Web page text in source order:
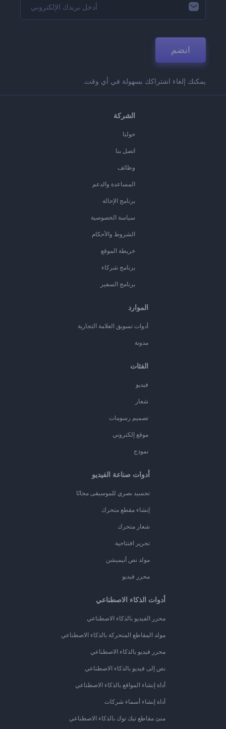
انضم
يمكنك إلغاء اشتراكك بسهولة في أي وقت.
الشركة
حولنا
اتصل بنا
وظائف
المساعدة والدعم
برنامج الإحالة
سياسة الخصوصية
الشروط والأحكام
خريطة الموقع
برنامج شركاء
برنامج السفير
الموارد
أدوات تسويق العلامة التجارية
مدونة
الفئات
فيديو
شعار
تصميم رسومات
موقع إلكتروني
نموذج
أدوات صناعة الفيديو
تجسيد بصري للموسيقى مجانًا
إنشاء مقطع متحرك
شعار متحرك
تحرير افتتاحية
مولد نص أنيميشن
محرر فيديو
أدوات الذكاء الاصطناعي
محرر الفيديو بالذكاء الاصطناعي
مولد المقاطع المتحركة بالذكاء الاصطناعي
محرر فيديو بالذكاء الاصطناعي
نص إلى فيديو بالذكاء الاصطناعي
أداة إنشاء المواقع بالذكاء الاصطناعي
أداة إنشاء أسماء شركات
منئ مقاطع تيك توك بالذكاء الاصطناعي